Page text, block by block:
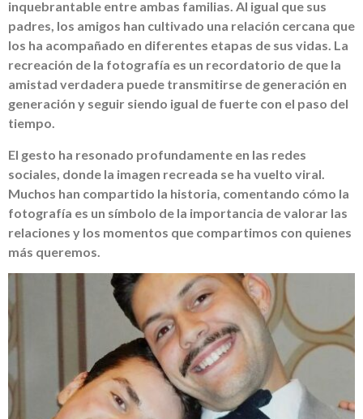
inquebrantable entre ambas familias. Al igual que sus
padres, los amigos han cultivado una relación cercana que
los ha acompañado en diferentes etapas de sus vidas. La
recreación de la fotografía es un recordatorio de que la
amistad verdadera puede transmitirse de generación en
generación y seguir siendo igual de fuerte con el paso del
tiempo.
El gesto ha resonado profundamente en las redes
sociales, donde la imagen recreada se ha vuelto viral.
Muchos han compartido la historia, comentando cómo la
fotografía es un símbolo de la importancia de valorar las
relaciones y los momentos que compartimos con quienes
más queremos.